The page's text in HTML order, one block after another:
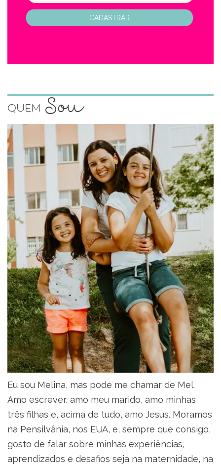
CADASTRAR
Quem Sou
Eu sou Melina, mas pode me chamar de Mel.
Amo escrever, amo meu marido, amo minhas
três filhas e, acima de tudo, amo Jesus. Moramos
na Pensilvânia, nos EUA, e, sempre que consigo,
gosto de falar sobre minhas experiências,
aprendizados e desafios seja na maternidade, na